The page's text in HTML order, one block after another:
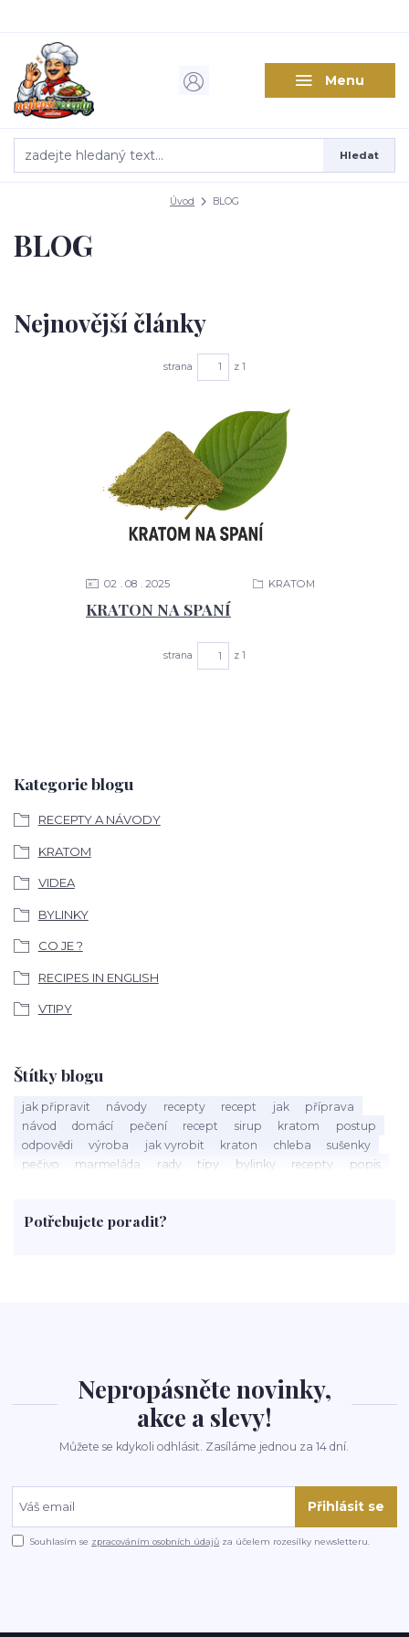
Menu
Hledat
Úvod BLOG
Kategorie blogu
RECEPTY A NÁVODY
KRATOM
VIDEA
BYLINKY
CO JE ?
RECIPES IN ENGLISH
VTIPY
Štítky blogu
jak připravit návody recepty recept jak
příprava
návod
domácí pečení recept sirup kratom
postup
odpovědi
výroba jak vyrobit kraton chleba
sušenky
pečivo
marmeláda rady tipy bylinky recepty
popis
rohlíky
grilování čaj
Potřebujete poradit?
BLOG
Nejnovější články
strana z 1
KRATON NA SPANÍ
02 08 2025 KRATOM
strana z 1
Nepropásněte novinky,
akce a slevy!
Můžete se kdykoli odhlásit. Zasíláme jednou za 14 dní.
Přihlásit se
Souhlasím se zpracováním osobních údajů za účelem rozesílky newsletteru.